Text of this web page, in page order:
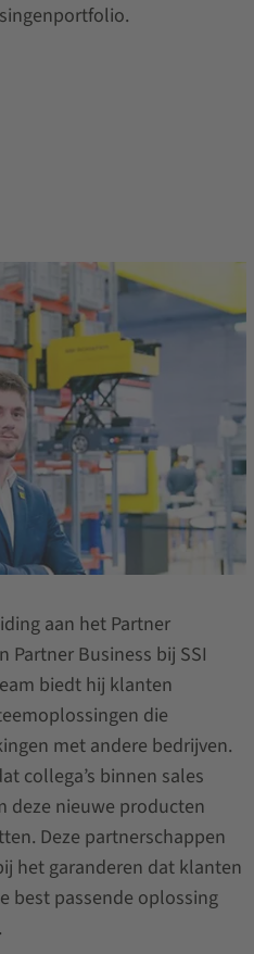
aan het Partner
Partner Business bij SSI
biedt hij klanten
die
met andere bedrijven.
collega’s binnen sales
deze nieuwe producten
Deze partnerschappen
het garanderen dat klanten
best passende oplossing